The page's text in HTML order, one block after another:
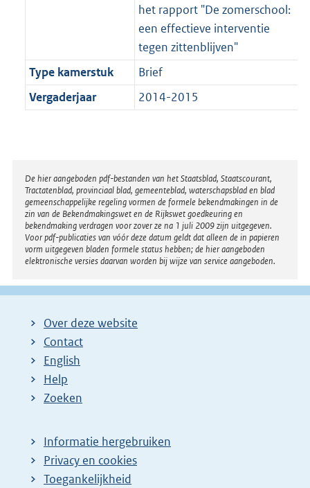
het rapport "De zomerschool:
een effectieve interventie
tegen zittenblijven"
Type kamerstuk
Brief
Vergaderjaar
2014-2015
Disclaimer
De hier aangeboden pdf-bestanden van het Staatsblad, Staatscourant,
Tractatenblad, provinciaal blad, gemeenteblad, waterschapsblad en blad
gemeenschappelijke regeling vormen de formele bekendmakingen in de
zin van de Bekendmakingswet en de Rijkswet goedkeuring en
bekendmaking verdragen voor zover ze na 1 juli 2009 zijn uitgegeven.
Voor pdf-publicaties van vóór deze datum geldt dat alleen de in papieren
vorm uitgegeven bladen formele status hebben; de hier aangeboden
elektronische versies daarvan worden bij wijze van service aangeboden.
Over deze website
Contact
English
Help
Zoeken
Informatie hergebruiken
Privacy en cookies
Toegankelijkheid